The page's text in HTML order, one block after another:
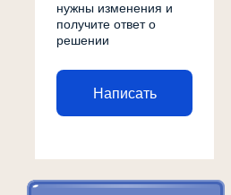
нужны изменения и
получите ответ о
решении
Написать